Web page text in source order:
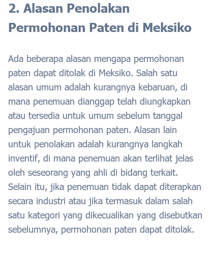
2. Alasan Penolakan
Permohonan Paten di Meksiko
Ada beberapa alasan mengapa permohonan
paten dapat ditolak di Meksiko. Salah satu
alasan umum adalah kurangnya kebaruan, di
mana penemuan dianggap telah diungkapkan
atau tersedia untuk umum sebelum tanggal
pengajuan permohonan paten. Alasan lain
untuk penolakan adalah kurangnya langkah
inventif, di mana penemuan akan terlihat jelas
oleh seseorang yang ahli di bidang terkait.
Selain itu, jika penemuan tidak dapat diterapkan
secara industri atau jika termasuk dalam salah
satu kategori yang dikecualikan yang disebutkan
sebelumnya, permohonan paten dapat ditolak.